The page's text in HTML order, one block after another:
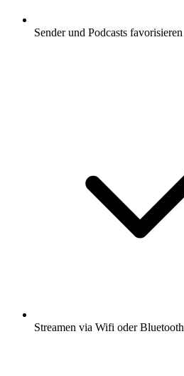
Sender und Podcasts favorisieren
Streamen via Wifi oder Bluetooth